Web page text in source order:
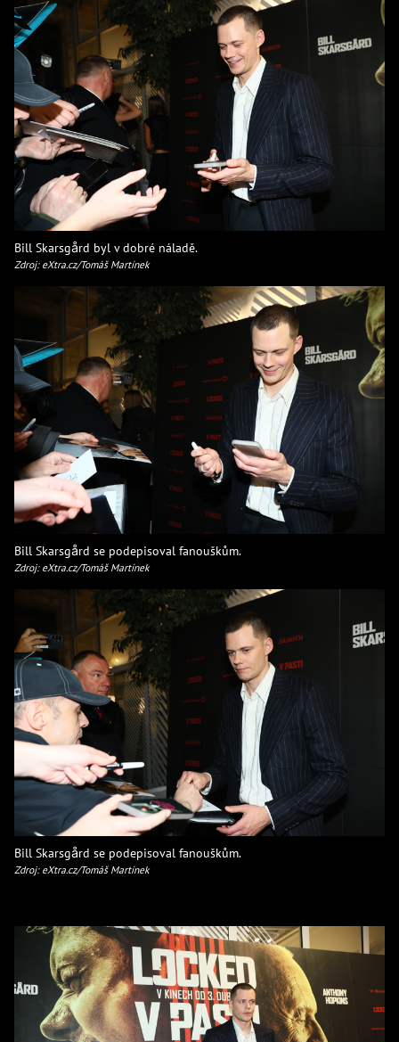
Bill Skarsgård byl v dobré náladě.
Zdroj: eXtra.cz/Tomáš Martínek
Bill Skarsgård se podepisoval fanouškům.
Zdroj: eXtra.cz/Tomáš Martínek
Bill Skarsgård se podepisoval fanouškům.
Zdroj: eXtra.cz/Tomáš Martínek